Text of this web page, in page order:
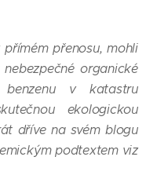
přenosu, mohli
organické
v katastru
ekologickou
dříve na svém blogu
podtextem viz